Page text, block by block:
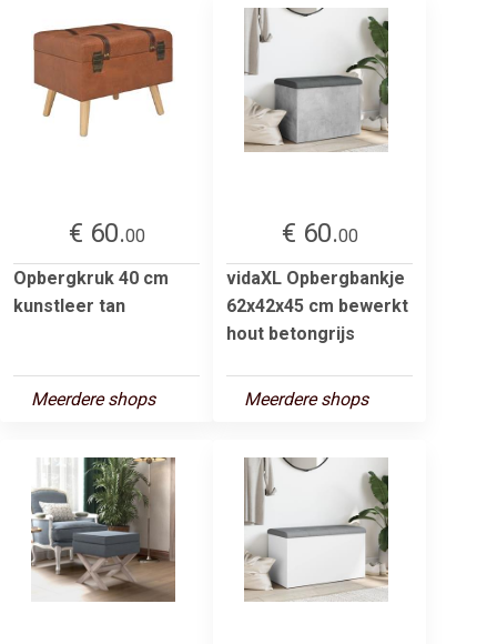
€ 60.00
Opbergkruk 40 cm
kunstleer tan
Meerdere shops
€ 60.00
vidaXL Opbergbankje
62x42x45 cm bewerkt
hout betongrijs
Meerdere shops